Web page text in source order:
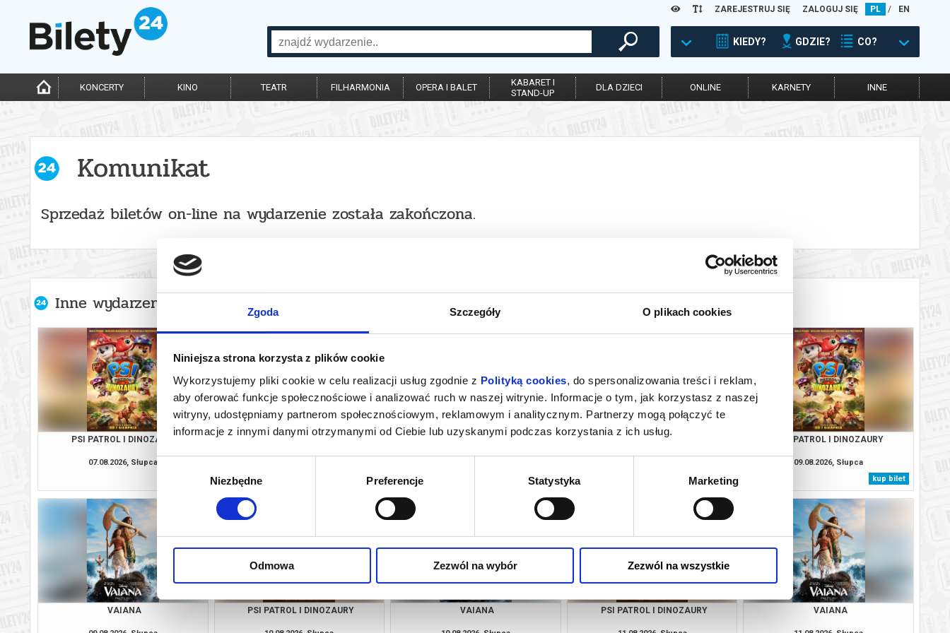
Zgoda Szczegóły O plikach cookies
Niniejsza strona korzysta z plików cookie
Wykorzystujemy pliki cookie w celu realizacji usług zgodnie z Polityką cookies, do spersonalizowania treści i reklam,
aby oferować funkcje społecznościowe i analizować ruch w naszej witrynie. Informacje o tym, jak korzystasz z naszej
witryny, udostępniamy partnerom społecznościowym, reklamowym i analitycznym. Partnerzy mogą połączyć te
informacje z innymi danymi otrzymanymi od Ciebie lub uzyskanymi podczas korzystania z ich usług.
Wybór
Niezbędne Preferencje Statystyka Marketing
Odmowa Zezwól na wybór Zezwól na wszystkie
ZAREJESTRUJ SIĘ ZALOGUJ SIĘ PL / EN
KIEDY? GDZIE? CO?
KONCERTY KINO TEATR FILHARMONIA OPERA I BALET
KABARET I
STAND-UP
DLA DZIECI ONLINE KARNETY INNE
Komunikat
Sprzedaż biletów on-line na wydarzenie została zakończona.
Inne wydarzenia organizatora
PSI PATROL I DINOZAURY
07.08.2026, Słupca
VAIANA
kup bilet
PSI PATROL I DINOZAURY
kup bilet
VAIANA
kup bilet
PSI PATROL I DINOZAURY
09.08.2026, Słupca
kup bilet
VAIANA PSI PATROL I DINOZAURY VAIANA PSI PATROL I DINOZAURY VAIANA